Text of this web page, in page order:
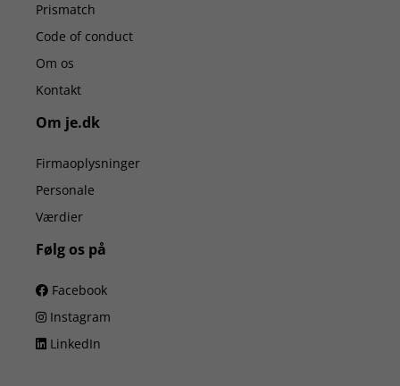
Prismatch
Code of conduct
Om os
Kontakt
Om je.dk
Firmaoplysninger
Personale
Værdier
Følg os på
Facebook
Instagram
LinkedIn